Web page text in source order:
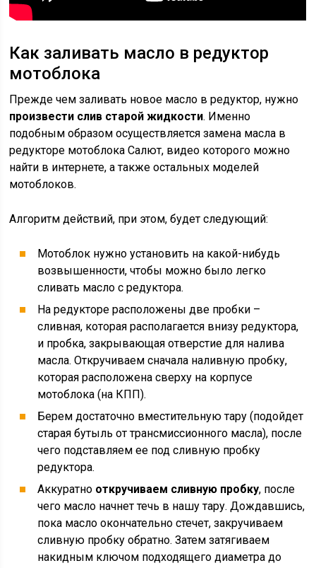
Как заливать масло в редуктор
мотоблока
Прежде чем заливать новое масло в редуктор, нужно
произвести слив старой жидкости. Именно
подобным образом осуществляется замена масла в
редукторе мотоблока Салют, видео которого можно
найти в интернете, а также остальных моделей
мотоблоков.
Алгоритм действий, при этом, будет следующий:
Мотоблок нужно установить на какой-нибудь
возвышенности, чтобы можно было легко
сливать масло с редуктора.
На редукторе расположены две пробки –
сливная, которая располагается внизу редуктора,
и пробка, закрывающая отверстие для налива
масла. Откручиваем сначала наливную пробку,
которая расположена сверху на корпусе
мотоблока (на КПП).
Берем достаточно вместительную тару (подойдет
старая бутыль от трансмиссионного масла), после
чего подставляем ее под сливную пробку
редуктора.
Аккуратно откручиваем сливную пробку, после
чего масло начнет течь в нашу тару. Дождавшись,
пока масло окончательно стечет, закручиваем
сливную пробку обратно. Затем затягиваем
накидным ключом подходящего диаметра до